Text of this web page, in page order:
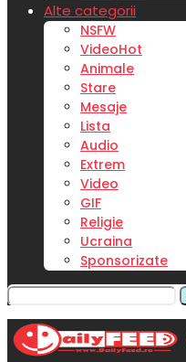
Alte categorii
NSFW
VideoHot
Animale
Stare
Mesaje
Lista
Audio
Extrem
Video
GIF
Religie
Ucraina
Sponsorizate